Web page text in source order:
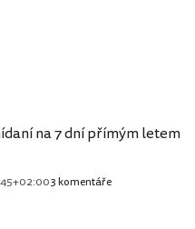
na 7 dní přímým letem
3 komentáře